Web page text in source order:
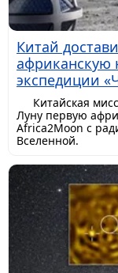
Китай
африканскую
экспедиции
Китайская
Луну первую
Africa2Moon с
Вселенной.